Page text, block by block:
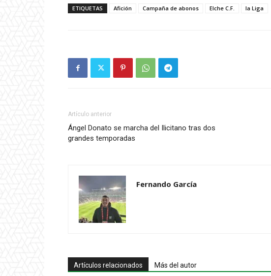
ETIQUETAS Afición Campaña de abonos Elche C.F. la Liga
Artículo anterior
Ángel Donato se marcha del Ilicitano tras dos
grandes temporadas
Fernando García
Artículos relacionados Más del autor